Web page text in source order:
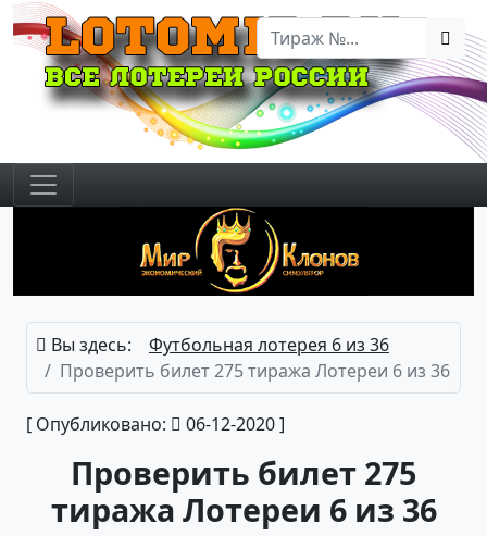
Вы здесь:
Футбольная лотерея 6 из 36
Проверить билет 275 тиража Лотереи 6 из 36
[ Опубликовано: 06-12-2020 ]
Проверить билет 275
тиража Лотереи 6 из 36